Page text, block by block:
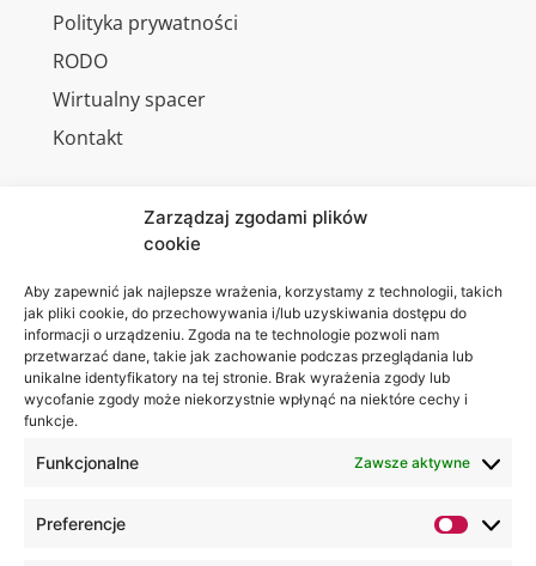
Zarządzaj zgodami plików
cookie
Aby zapewnić jak najlepsze wrażenia, korzystamy z technologii, takich
jak pliki cookie, do przechowywania i/lub uzyskiwania dostępu do
informacji o urządzeniu. Zgoda na te technologie pozwoli nam
przetwarzać dane, takie jak zachowanie podczas przeglądania lub
unikalne identyfikatory na tej stronie. Brak wyrażenia zgody lub
wycofanie zgody może niekorzystnie wpłynąć na niektóre cechy i
funkcje.
Funkcjonalne Zawsze aktywne
Preferencje
Polityka prywatności
RODO
Wirtualny spacer
Kontakt
Akademia
WSEI
ul.
Projektowa
4